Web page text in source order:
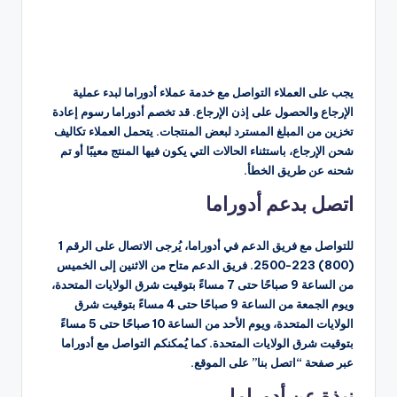
يجب على العملاء التواصل مع خدمة عملاء أدوراما لبدء عملية
الإرجاع والحصول على إذن الإرجاع. قد تخصم أدوراما رسوم إعادة
تخزين من المبلغ المسترد لبعض المنتجات. يتحمل العملاء تكاليف
شحن الإرجاع، باستثناء الحالات التي يكون فيها المنتج معيبًا أو تم
شحنه عن طريق الخطأ.
اتصل بدعم أدوراما
للتواصل مع فريق الدعم في أدوراما، يُرجى الاتصال على الرقم 1
(800) 223-2500. فريق الدعم متاح من الاثنين إلى الخميس
من الساعة 9 صباحًا حتى 7 مساءً بتوقيت شرق الولايات المتحدة،
ويوم الجمعة من الساعة 9 صباحًا حتى 4 مساءً بتوقيت شرق
الولايات المتحدة، ويوم الأحد من الساعة 10 صباحًا حتى 5 مساءً
بتوقيت شرق الولايات المتحدة. كما يُمكنكم التواصل مع أدوراما
عبر صفحة “اتصل بنا” على الموقع.